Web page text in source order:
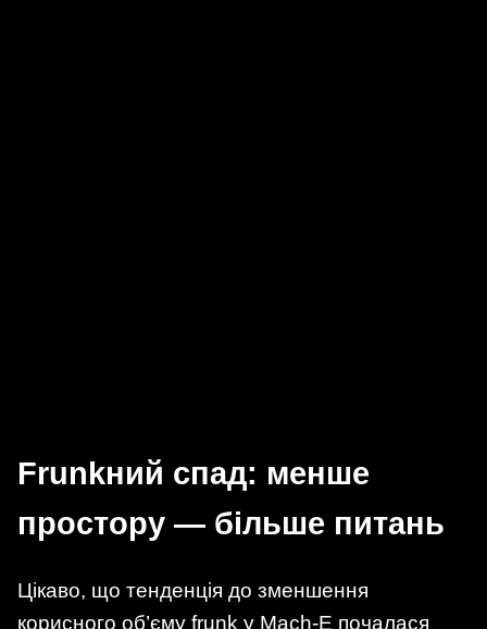
Frunkний спад: менше
простору — більше питань
Цікаво, що тенденція до зменшення
корисного об’єму frunk у Mach-E почалася